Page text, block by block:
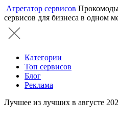
Агрегатор сервисов
сервисов для бизнеса в одном
Категории
Топ сервисов
Блог
Реклама
Лучшее из лучших в августе